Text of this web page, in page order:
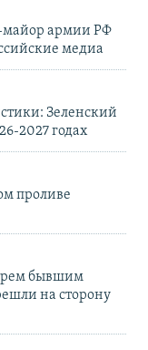
майор армии РФ
медиа
Зеленский
2027 годах
проливе
бывшим
на сторону